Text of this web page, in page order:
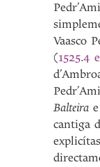
Vaasco
(1525.4
Balteira
cantiga